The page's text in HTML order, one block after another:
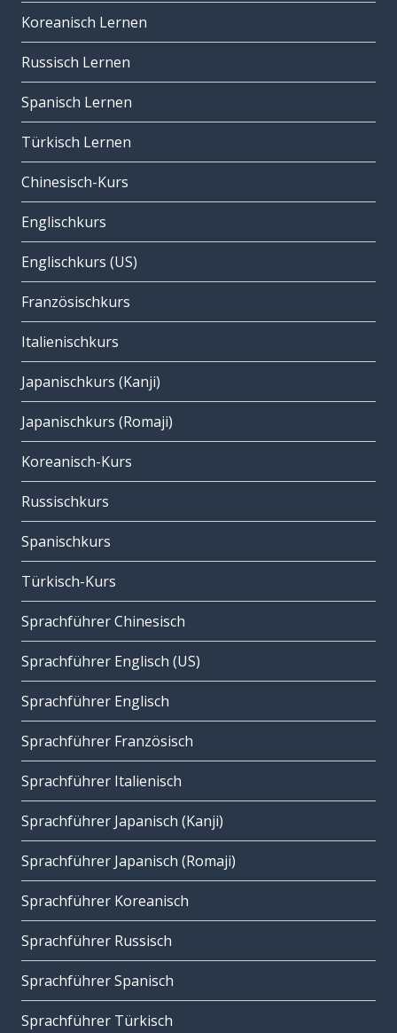
Koreanisch Lernen
Russisch Lernen
Spanisch Lernen
Türkisch Lernen
Chinesisch-Kurs
Englischkurs
Englischkurs (US)
Französischkurs
Italienischkurs
Japanischkurs (Kanji)
Japanischkurs (Romaji)
Koreanisch-Kurs
Russischkurs
Spanischkurs
Türkisch-Kurs
Sprachführer Chinesisch
Sprachführer Englisch (US)
Sprachführer Englisch
Sprachführer Französisch
Sprachführer Italienisch
Sprachführer Japanisch (Kanji)
Sprachführer Japanisch (Romaji)
Sprachführer Koreanisch
Sprachführer Russisch
Sprachführer Spanisch
Sprachführer Türkisch